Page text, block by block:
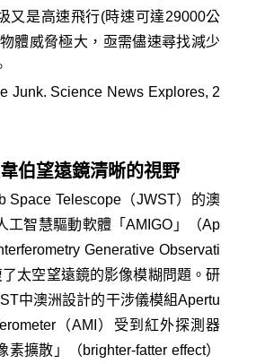
又是高速飛行(時速可達29000公
體威脅極大，亟需儘速尋找減少
Junk. Science News Explores, 2
伯望遠鏡清晰的視野
Space Telescope（JWST）的澳
工智慧驅動軟體「AMIGO」（Ap
Generative Observati
太空望遠鏡的影像模糊問題。研
中澳洲設計的干涉儀模組Apertu
（AMI）受到紅外探測器
素擴散」（brighter-fatter effect）